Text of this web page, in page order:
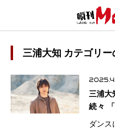
三浦大知 カテゴリー
三浦大
続々
ブへの
ダンス